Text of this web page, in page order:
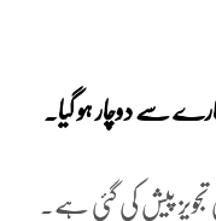
سے دوچار ہو گیا۔
پیش کی گئی ہے۔